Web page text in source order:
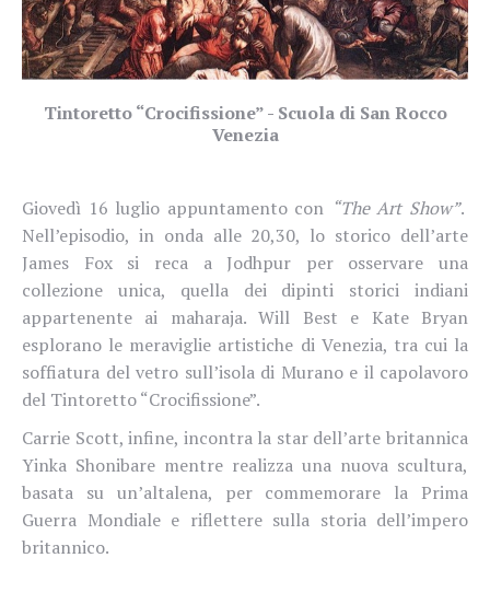
Tintoretto “Crocifissione” - Scuola di San Rocco
Venezia
Giovedì 16 luglio appuntamento con “The Art Show”.
Nell’episodio, in onda alle 20,30, lo storico dell’arte
James Fox si reca a Jodhpur per osservare una
collezione unica, quella dei dipinti storici indiani
appartenente ai maharaja. Will Best e Kate Bryan
esplorano le meraviglie artistiche di Venezia, tra cui la
soffiatura del vetro sull’isola di Murano e il capolavoro
del Tintoretto “Crocifissione”.
Carrie Scott, infine, incontra la star dell’arte britannica
Yinka Shonibare mentre realizza una nuova scultura,
basata su un’altalena, per commemorare la Prima
Guerra Mondiale e riflettere sulla storia dell’impero
britannico.